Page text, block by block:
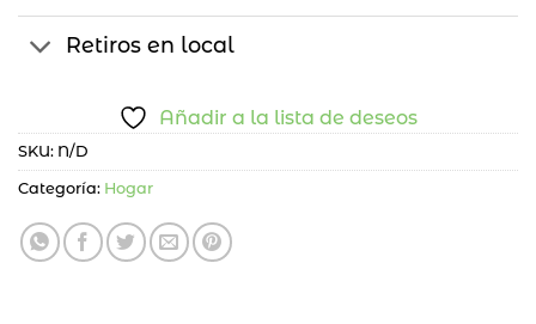
Retiros en local
Añadir a la lista de deseos
SKU: N/D
Categoría: Hogar